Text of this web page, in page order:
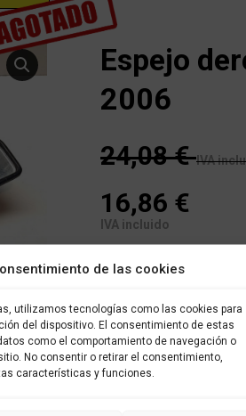
de las cookies
utilizamos tecnologías como las cookies para
del dispositivo. El consentimiento de estas
como el comportamiento de navegación o
No consentir o retirar el consentimiento,
características y funciones.
Espejo
2006
24,08€ IVA
16,86 €
IVA incluido
Sin existencias
Este es un recambio
almacenado en nuestro
brevedad posible. Todos
sido verificados y
con garantía
KAWASAKI